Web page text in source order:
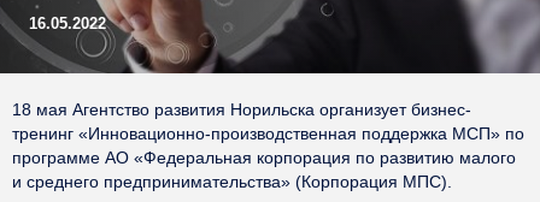
16.05.2022
18 мая Агентство развития Норильска организует бизнес-
тренинг «Инновационно-производственная поддержка МСП» по
программе АО «Федеральная корпорация по развитию малого
и среднего предпринимательства» (Корпорация МПС).